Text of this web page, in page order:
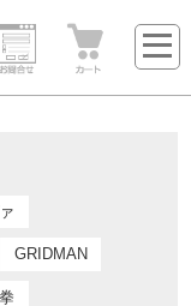
GRIDMAN